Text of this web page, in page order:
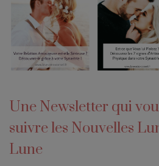
Une Newsletter qui
suivre les Nouvelles
Lune